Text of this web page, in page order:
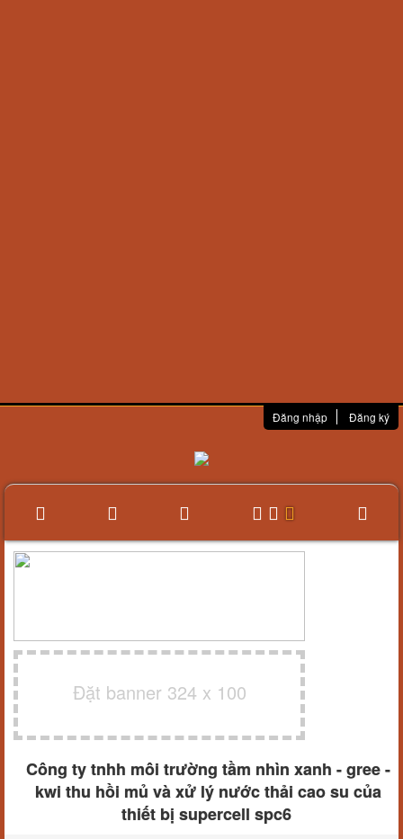
Đăng nhập Đăng ký
Đặt banner 324 x 100
Công ty tnhh môi trường tầm nhìn xanh - gree -
kwi thu hồi mủ và xử lý nước thải cao su của
thiết bị supercell spc6